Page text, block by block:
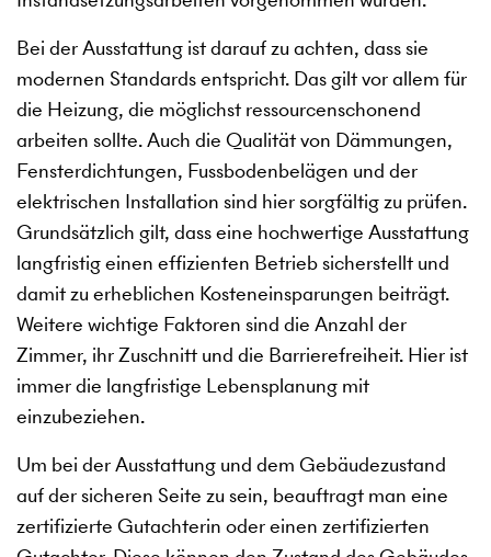
Bei der Ausstattung ist darauf zu achten, dass sie
modernen Standards entspricht. Das gilt vor allem für
die Heizung, die möglichst ressourcenschonend
arbeiten sollte. Auch die Qualität von Dämmungen,
Fensterdichtungen, Fussbodenbelägen und der
elektrischen Installation sind hier sorgfältig zu prüfen.
Grundsätzlich gilt, dass eine hochwertige Ausstattung
langfristig einen effizienten Betrieb sicherstellt und
damit zu erheblichen Kosteneinsparungen beiträgt.
Weitere wichtige Faktoren sind die Anzahl der
Zimmer, ihr Zuschnitt und die Barrierefreiheit. Hier ist
immer die langfristige Lebensplanung mit
einzubeziehen.
Um bei der Ausstattung und dem Gebäudezustand
auf der sicheren Seite zu sein, beauftragt man eine
zertifizierte Gutachterin oder einen zertifizierten